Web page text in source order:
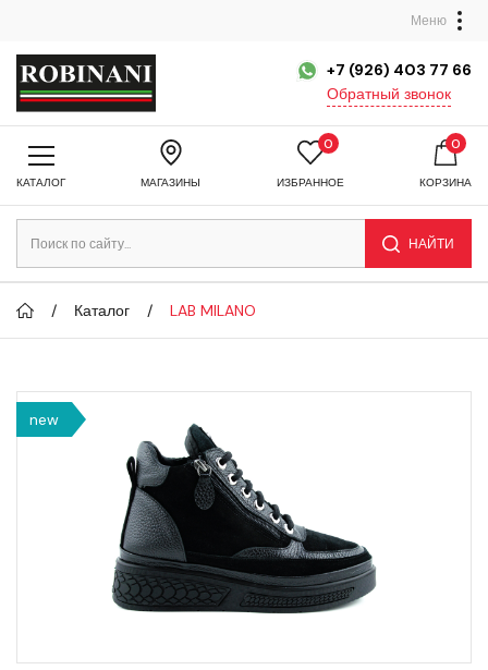
Меню
+7 (926) 403 77 66
Обратный звонок
КАТАЛОГ МАГАЗИНЫ ИЗБРАННОЕ
0
КОРЗИНА
0
НАЙТИ
Каталог LAB MILANO
new